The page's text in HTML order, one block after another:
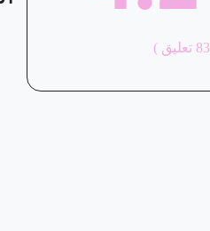
83 تعليق )